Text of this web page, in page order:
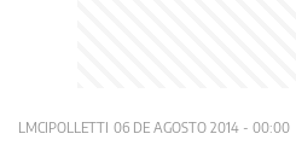
LMCIPOLLETTI 06 DE AGOSTO 2014 - 00:00